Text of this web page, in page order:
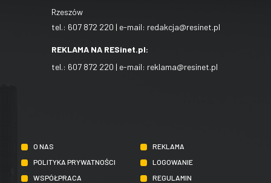
Rzeszów
tel.: 607 872 220 | e-mail: redakcja@resinet.pl
REKLAMA NA RESinet.pl:
tel.: 607 872 220 | e-mail: reklama@resinet.pl
O NAS
REKLAMA
POLITYKA PRYWATNOŚCI
LOGOWANIE
WSPÓŁPRACA
REGULAMIN